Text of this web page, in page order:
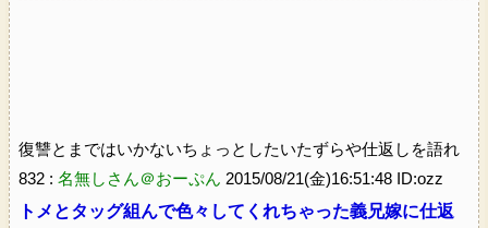
復讐とまではいかないちょっとしたいたずらや仕返しを語れ
832 : 名無しさん＠おーぷん 2015/08/21(金)16:51:48 ID:ozz
トメとタッグ組んで色々してくれちゃった義兄嫁に仕返